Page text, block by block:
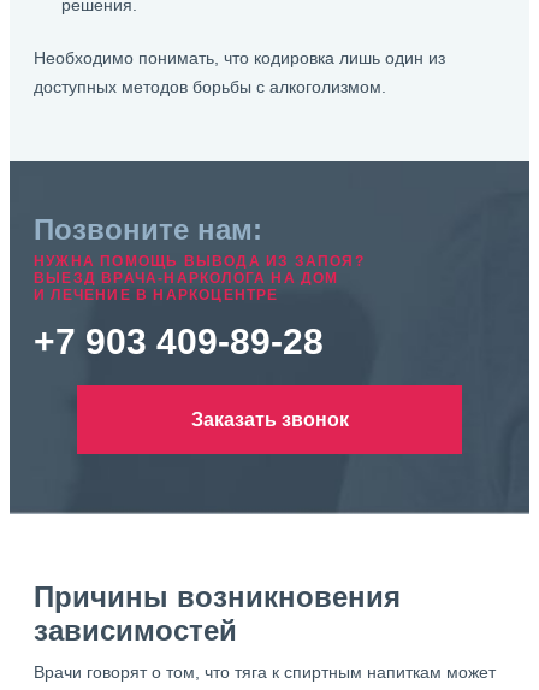
решения.
Необходимо понимать, что кодировка лишь один из
доступных методов борьбы с алкоголизмом.
Позвоните нам:
НУЖНА ПОМОЩЬ ВЫВОДА ИЗ ЗАПОЯ?
ВЫЕЗД ВРАЧА-НАРКОЛОГА НА ДОМ
И ЛЕЧЕНИЕ В НАРКОЦЕНТРЕ
+7 903 409-89-28
Заказать звонок
Причины возникновения
зависимостей
Врачи говорят о том, что тяга к спиртным напиткам может